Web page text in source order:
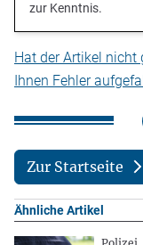
zur Kenntnis.
Hat der Artikel nicht
Ihnen Fehler
Zur Startseite
Ähnliche Artikel